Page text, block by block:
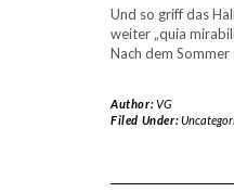
Und so griff das
weiter „quia
Nach dem
Author:VG
Filed Under: